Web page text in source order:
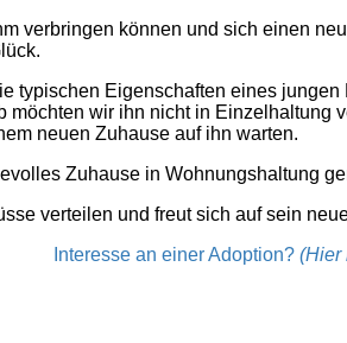
verbringen können und sich einen
typischen Eigenschaften eines
möchten wir ihn nicht in Einzelhaltung
neuen Zuhause auf ihn warten.
Zuhause in Wohnungshaltung
verteilen und freut sich auf sein
Interesse an einer Adoption? (Hier